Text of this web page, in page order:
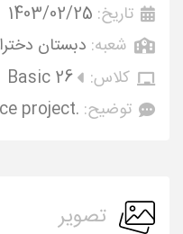
تاریخ: 1403/02/25
شعبه: دبستان
کلاس:
Basic 26
توضیح: .Science project
تصویر